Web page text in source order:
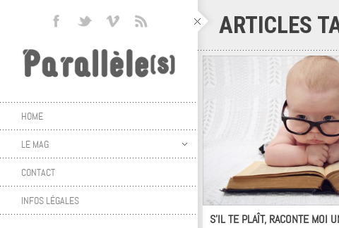
HOME
LE MAG
CONTACT
INFOS LÉGALES
ARTICLES
Krons
S’IL TE PLAÎT, RACONTE MOI